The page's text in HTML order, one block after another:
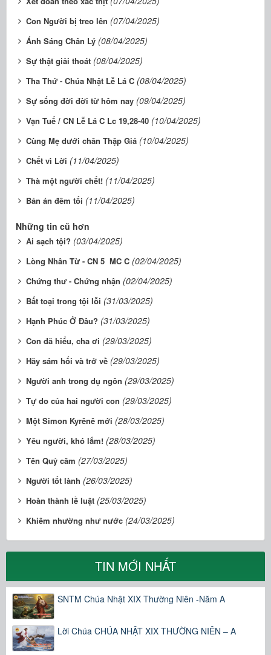
Con Người bị treo lên (07/04/2025)
Ánh Sáng Chân Lý (08/04/2025)
Sự thật giải thoát (08/04/2025)
Tha Thứ - Chúa Nhật Lễ Lá C (08/04/2025)
Sự sống đời đời từ hôm nay (09/04/2025)
Vạn Tuế / CN Lễ Lá C Lc 19,28-40 (10/04/2025)
Cùng Mẹ dưới chân Thập Giá (10/04/2025)
Chết vì Lời (11/04/2025)
Thà một người chết! (11/04/2025)
Bản án đêm tối (11/04/2025)
Những tin cũ hơn
Ai sạch tội? (03/04/2025)
Lòng Nhân Từ - CN 5 MC C (02/04/2025)
Chứng thư - Chứng nhận (02/04/2025)
Bất toại trong tội lỗi (31/03/2025)
Hạnh Phúc Ở Đâu? (31/03/2025)
Con đã hiểu, cha ơi (29/03/2025)
Hãy sám hối và trở về (29/03/2025)
Người anh trong dụ ngôn (29/03/2025)
Tự do của hai người con (29/03/2025)
Một Simon Kyrênê mới (28/03/2025)
Yêu người, khó lắm! (28/03/2025)
Tên Quỷ câm (27/03/2025)
Người tốt lành (26/03/2025)
Hoàn thành lề luật (25/03/2025)
Khiêm nhường như nước (24/03/2025)
TIN MỚI NHẤT
SNTM Chúa Nhật XIX Thường Niên -Năm A
Lời Chúa CHÚA NHẬT XIX THƯỜNG NIÊN – A